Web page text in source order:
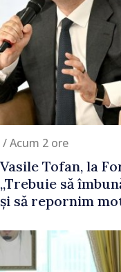
/ Acum 2 ore
Tofan, la
să
să repornim